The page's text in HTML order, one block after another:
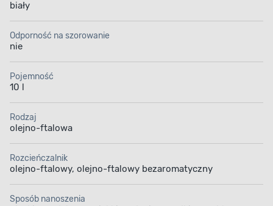
biały
Odporność na szorowanie
nie
Pojemność
10 l
Rodzaj
olejno-ftalowa
Rozcieńczalnik
olejno-ftalowy, olejno-ftalowy bezaromatyczny
Sposób nanoszenia